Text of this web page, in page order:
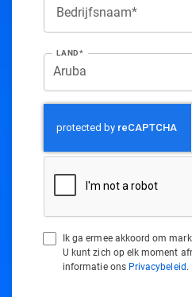
Bedrijfsnaam*
LAND*
Ik ga ermee akkoord om
U kunt zich op elk moment
informatie ons Privacybeleid.